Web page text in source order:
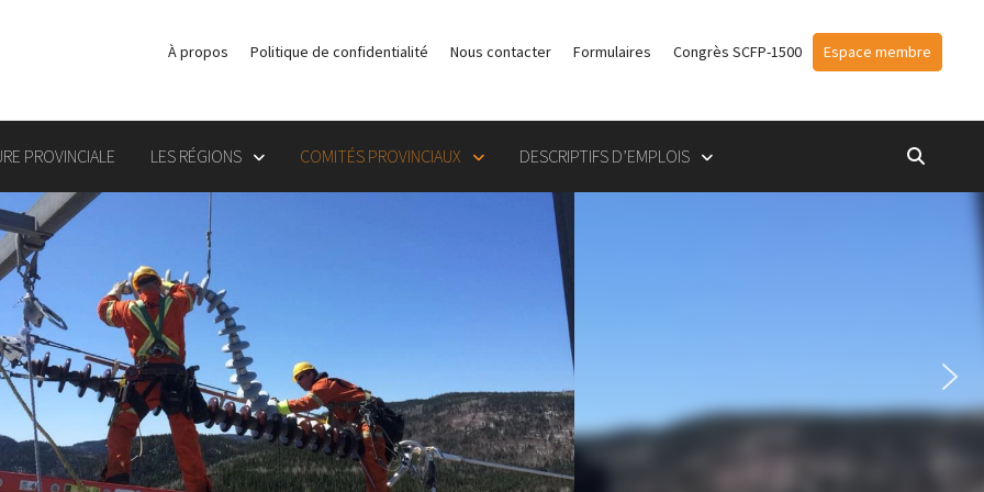
À propos Politique de confidentialité Nous contacter Formulaires Congrès SCFP-1500 Espace membre
PROVINCIALE LES RÉGIONS COMITÉS PROVINCIAUX DESCRIPTIFS D’EMPLOIS